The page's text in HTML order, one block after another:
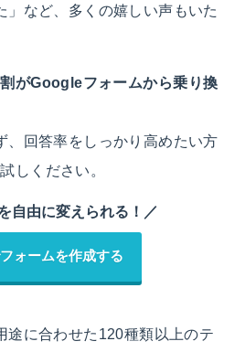
」など、多くの嬉しい声もいた
がGoogleフォームから乗り換
、回答率をしっかり高めたい方
しください。
自由に変えられる！／
ォームを作成する
途に合わせた120種類以上のテ